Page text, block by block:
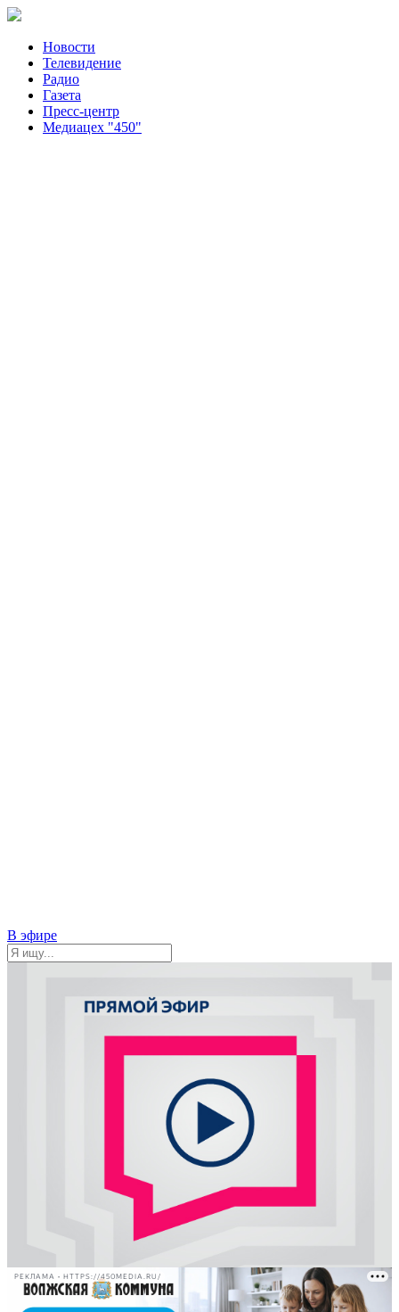
Новости
Телевидение
Радио
Газета
Пресс-центр
Медиацех "450"
В эфире
РЕКЛАМА • HTTPS://450MEDIA.RU/